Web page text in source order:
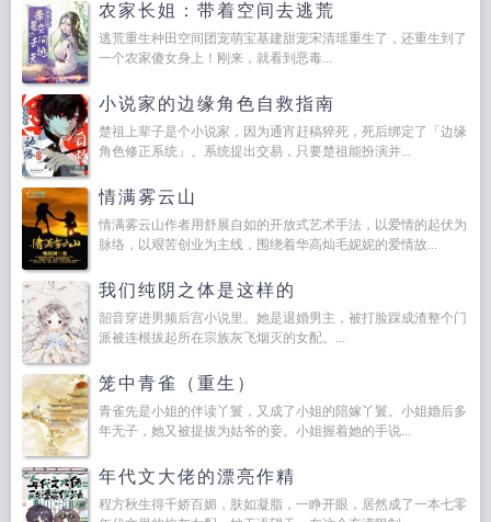
农家长姐：带着空间去逃荒
逃荒重生种田空间团宠萌宝基建甜宠宋清瑶重生了，还重生到了
一个农家傻女身上！刚来，就看到恶毒...
小说家的边缘角色自救指南
楚祖上辈子是个小说家，因为通宵赶稿猝死，死后绑定了「边缘
角色修正系统」。系统提出交易，只要楚祖能扮演并...
情满雾云山
情满雾云山作者用舒展自如的开放式艺术手法，以爱情的起伏为
脉络，以艰苦创业为主线，围绕着华高灿毛妮妮的爱情故...
我们纯阴之体是这样的
韶音穿进男频后宫小说里。她是退婚男主，被打脸踩成渣整个门
派被连根拔起所在宗族灰飞烟灭的女配。...
笼中青雀（重生）
青雀先是小姐的伴读丫鬟，又成了小姐的陪嫁丫鬟。小姐婚后多
年无子，她又被提拔为姑爷的妾。小姐握着她的手说...
年代文大佬的漂亮作精
程方秋生得千娇百媚，肤如凝脂，一睁开眼，居然成了一本七零